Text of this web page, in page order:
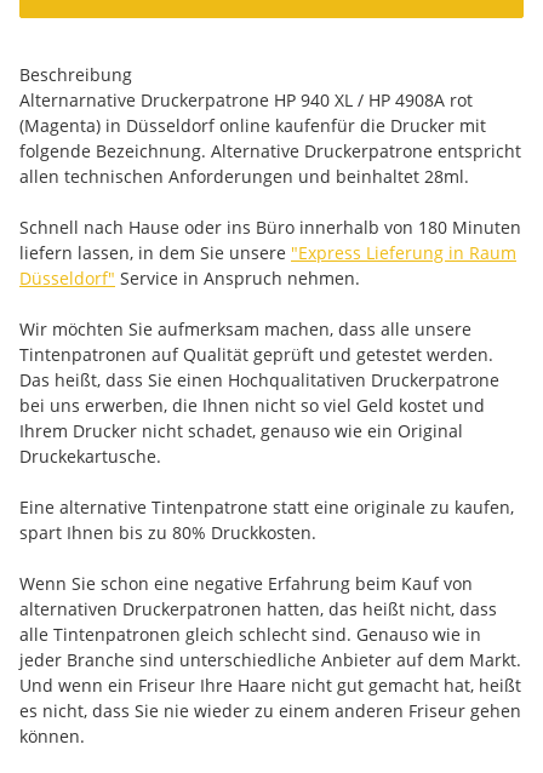
Beschreibung
Alternarnative Druckerpatrone HP 940 XL / HP 4908A rot
(Magenta) in Düsseldorf online kaufenfür die Drucker mit
folgende Bezeichnung. Alternative Druckerpatrone entspricht
allen technischen Anforderungen und beinhaltet 28ml.
Schnell nach Hause oder ins Büro innerhalb von 180 Minuten
liefern lassen, in dem Sie unsere "Express Lieferung in Raum
Düsseldorf" Service in Anspruch nehmen.
Wir möchten Sie aufmerksam machen, dass alle unsere
Tintenpatronen auf Qualität geprüft und getestet werden.
Das heißt, dass Sie einen Hochqualitativen Druckerpatrone
bei uns erwerben, die Ihnen nicht so viel Geld kostet und
Ihrem Drucker nicht schadet, genauso wie ein Original
Druckekartusche.
Eine alternative Tintenpatrone statt eine originale zu kaufen,
spart Ihnen bis zu 80% Druckkosten.
Wenn Sie schon eine negative Erfahrung beim Kauf von
alternativen Druckerpatronen hatten, das heißt nicht, dass
alle Tintenpatronen gleich schlecht sind. Genauso wie in
jeder Branche sind unterschiedliche Anbieter auf dem Markt.
Und wenn ein Friseur Ihre Haare nicht gut gemacht hat, heißt
es nicht, dass Sie nie wieder zu einem anderen Friseur gehen
können.